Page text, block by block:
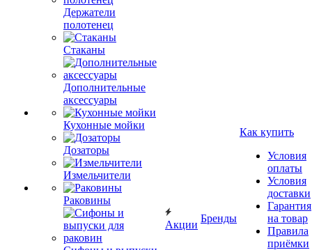
Держатели
полотенец
Стаканы
Дополнительные
аксессуары
Кухонные мойки
Дозаторы
Измельчители
Раковины
Акции
Бренды
Как купить
Условия
оплаты
Условия
доставки
Гарантия
на товар
Правила
приёмки